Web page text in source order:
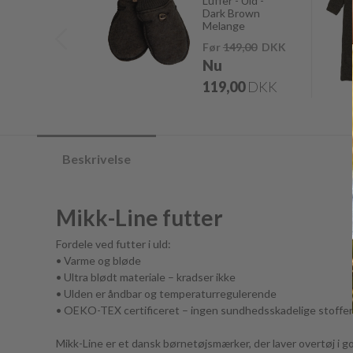
Dark Brown
Melange
Før 149,00DKK
Nu
119,00 DKK
Beskrivelse
Mikk-Line futter
Fordele ved futter i uld:
• Varme og bløde
• Ultra blødt materiale – kradser ikke
• Ulden er åndbar og temperaturregulerende
• OEKO-TEX certificeret – ingen sundhedsskadelige stoffer
Mikk-Line er et dansk børnetøjsmærker, der laver overtøj i